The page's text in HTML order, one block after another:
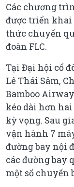
Các chương
được triển
thức chuyển
đoàn FLC.
Tại Đại hội cổ
Lê Thái Sâm,
Bamboo
kéo dài hơn
kỳ vọng. Sau
vận hành 7
đường bay nội
các đường bay
một số chuyến